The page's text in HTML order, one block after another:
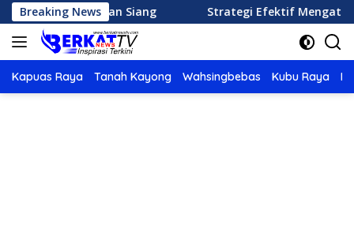
Langsung
ke
konten
Breaking News
Makan Siang Strategi Efektif Mengatur Keuangan
Kapuas Raya Tanah Kayong Wahsingbebas Kubu Raya